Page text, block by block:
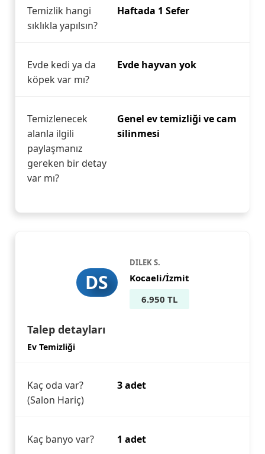
Temizlik hangi
sıklıkla yapılsın?
Haftada 1 Sefer
Evde kedi ya da
köpek var mı?
Evde hayvan yok
Temizlenecek
alanla ilgili
paylaşmanız
gereken bir detay
var mı?
Genel ev temizliği ve cam
silinmesi
DS
DILEK S.
Kocaeli/İzmit
6.950 TL
Talep detayları
Ev Temizliği
Kaç oda var?
(Salon Hariç)
3 adet
Kaç banyo var? 1 adet